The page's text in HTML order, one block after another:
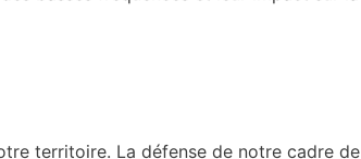
territoire. La défense de notre cadre de